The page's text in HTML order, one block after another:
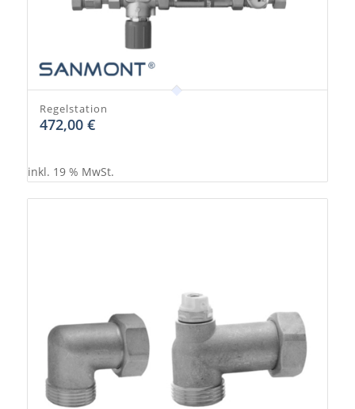
Regelstation
472,00 €
inkl. 19 % MwSt.